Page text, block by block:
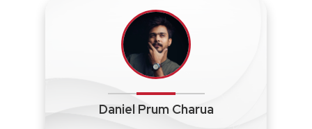
Daniel Prum Charua